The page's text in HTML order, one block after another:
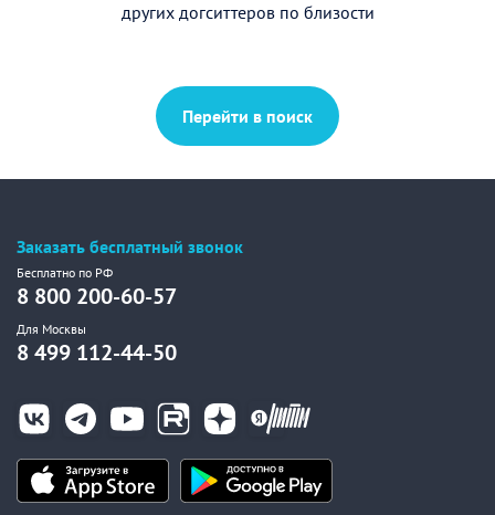
других догситтеров по близости
Перейти в поиск
Заказать бесплатный звонок
Бесплатно по РФ
8 800 200-60-57
Для Москвы
8 499 112-44-50